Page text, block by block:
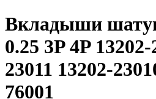
Вкладыши
0.25 3P 4P
23011 13202-
76001